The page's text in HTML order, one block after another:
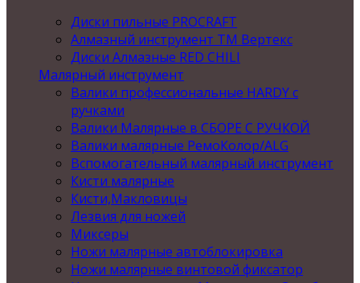
Диски пильные PROCRAFT
Алмазный инструмент ТМ Вертекс
Диски Алмазные RED CHILI
Малярный инструмент
Валики профессиональные HARDY с
ручками
Валики Малярные в СБОРЕ С РУЧКОЙ
Валики малярные РемоКолор/ALG
Вспомогательный малярный инструмент
Кисти малярные
Кисти,Макловицы
Лезвия для ножей
Миксеры
Ножи малярные автоблокировка
Ножи малярные винтовой фиксатор